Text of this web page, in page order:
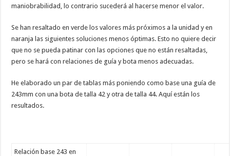
maniobrabilidad, lo contrario sucederá al hacerse menor el valor.
Se han resaltado en verde los valores más próximos a la unidad y en
naranja las siguientes soluciones menos óptimas. Esto no quiere decir
que no se pueda patinar con las opciones que no están resaltadas,
pero se hará con relaciones de guía y bota menos adecuadas.
He elaborado un par de tablas más poniendo como base una guía de
243mm con una bota de talla 42 y otra de talla 44. Aquí están los
resultados.
Relación base 243 en